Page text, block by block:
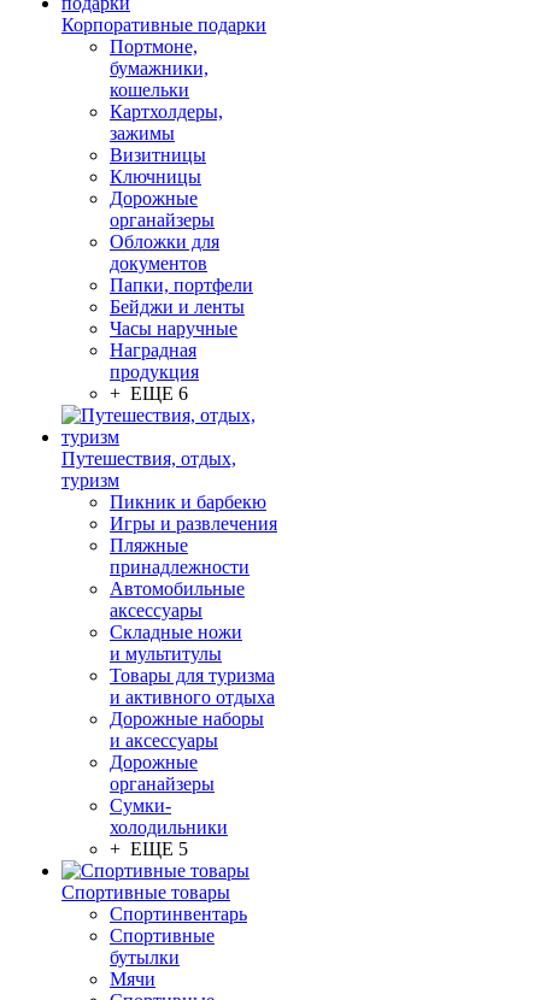
Корпоративные подарки
Портмоне,
бумажники,
кошельки
Картхолдеры,
зажимы
Визитницы
Ключницы
Дорожные
органайзеры
Обложки для
документов
Папки, портфели
Бейджи и ленты
Часы наручные
Наградная
продукция
+ ЕЩЕ 6
Путешествия, отдых,
туризм
Пикник и барбекю
Игры и развлечения
Пляжные
принадлежности
Автомобильные
аксессуары
Складные ножи
и мультитулы
Товары для туризма
и активного отдыха
Дорожные наборы
и аксессуары
Дорожные
органайзеры
Сумки-
холодильники
+ ЕЩЕ 5
Спортивные товары
Спортинвентарь
Спортивные
бутылки
Мячи